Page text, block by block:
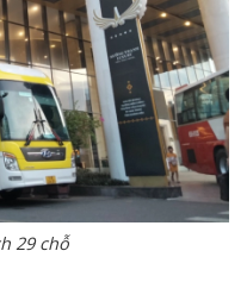
29 chỗ